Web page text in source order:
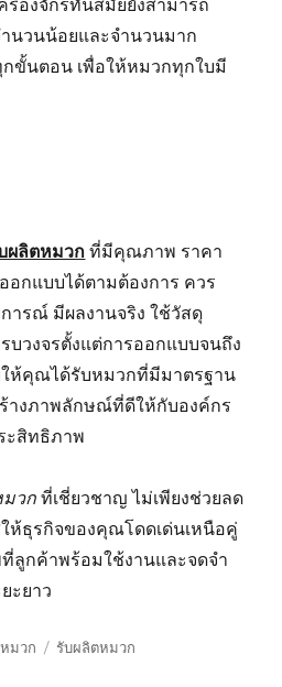
รื่องจักรทันสมัยยังสามารถ
นวนน้อยและจำนวนมาก
นตอน เพื่อให้หมวกทุกใบมี
ผลิตหมวก ที่มีคุณภาพ ราคา
อกแบบได้ตามต้องการ ควร
ารณ์ มีผลงานจริง ใช้วัสดุ
วงจรตั้งแต่การออกแบบจนถึง
ให้คุณได้รับหมวกที่มีมาตรฐาน
างภาพลักษณ์ที่ดีให้กับองค์กร
ะสิทธิภาพ
มวกที่เชี่ยวชาญ ไม่เพียงช่วยลด
ห้ธุรกิจของคุณโดดเด่นเหนือคู่
กค้าพร้อมใช้งานและจดจำ
ะยาว
มวก
ป้าย
รับผลิตหมวก